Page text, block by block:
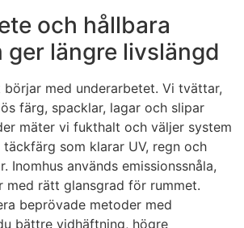
och hållbara
längre livslängd
med underarbetet. Vi tvättar,
färg, spacklar, lagar och slipar
mäter vi fukthalt och väljer system
som klarar UV, regn och
Inomhus används emissionssnåla,
rätt glansgrad för rummet.
beprövade metoder med
bättre vidhäftning, högre